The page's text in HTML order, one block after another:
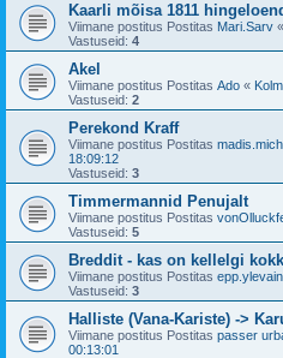
Kaarli mõisa 1811
Viimane postitus Postitas Mari.Sarv «
Vastuseid: 4
Akel
Viimane postitus Postitas Ado «
Vastuseid: 2
Perekond Kraff
Viimane postitus Postitas
18:09:12
Vastuseid: 3
Timmermannid Penujalt
Viimane postitus Postitas
Vastuseid: 5
Breddit - kas on kellelgi
Viimane postitus Postitas
Vastuseid: 3
Halliste (Vana-Kariste) ->
Viimane postitus Postitas passer
00:13:01